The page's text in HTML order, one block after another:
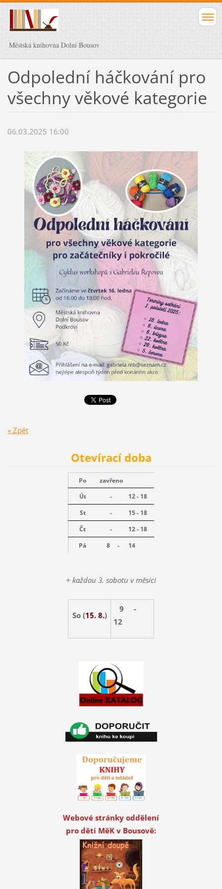
Městská knihovna Dolní Bousov
Odpolední háčkování pro
všechny věkové kategorie
06.03.2025 16:00
« Zpět
Otevírací doba
Po
zavřeno
Út
-
12 - 18
St
-
15 - 18
Čt
-
12 - 18
Pá
8 - 14
+ každou 3. sobotu v měsíci
So (15. 8.)
9 -
12
Webové stránky oddělení
pro děti MěK v Bousově: